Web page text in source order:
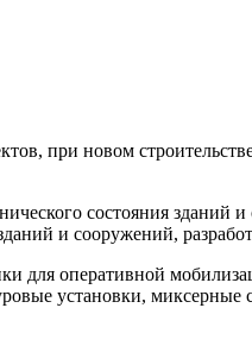
при новом
состояния зданий
и сооружений,
для оперативной
установки, миксерные